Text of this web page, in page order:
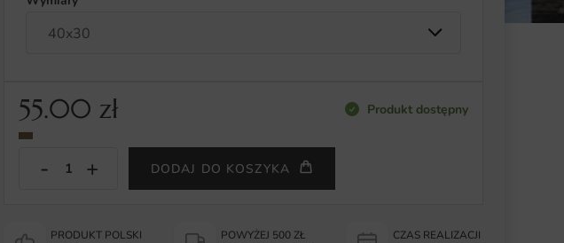
55.00 zł Produkt dostępny
DODAJ DO KOSZYKA
PRODUKT POLSKI
POWYŻEJ 500 ZŁ
CZAS REALIZACJI